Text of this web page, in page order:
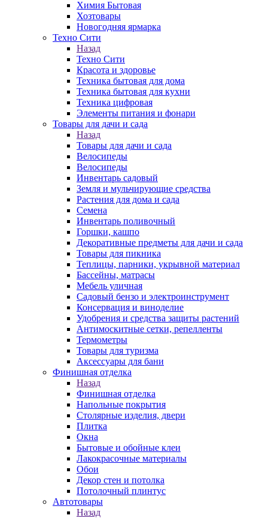
Химия Бытовая
Хозтовары
Новогодняя ярмарка
Техно Сити
Назад
Техно Сити
Красота и здоровье
Техника бытовая для дома
Техника бытовая для кухни
Техника цифровая
Элементы питания и фонари
Товары для дачи и сада
Назад
Товары для дачи и сада
Велосипеды
Велосипеды
Инвентарь садовый
Земля и мульчирующие средства
Растения для дома и сада
Семена
Инвентарь поливочный
Горшки, кашпо
Декоративные предметы для дачи и сада
Товары для пикника
Теплицы, парники, укрывной материал
Бассейны, матрасы
Мебель уличная
Садовый бензо и электроинструмент
Консервация и виноделие
Удобрения и средства защиты растений
Антимоскитные сетки, репелленты
Термометры
Товары для туризма
Аксессуары для бани
Финишная отделка
Назад
Финишная отделка
Напольные покрытия
Столярные изделия, двери
Плитка
Окна
Бытовые и обойные клеи
Лакокрасочные материалы
Обои
Декор стен и потолка
Потолочный плинтус
Автотовары
Назад